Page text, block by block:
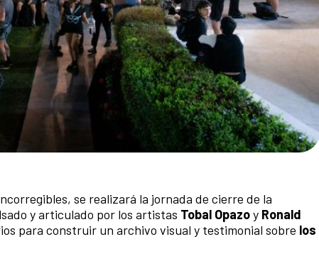
se realizará la jornada de cierre de la
y articulado por los artistas Tobal Opazoy Ronald
para construir un archivo visual y testimonial sobre los